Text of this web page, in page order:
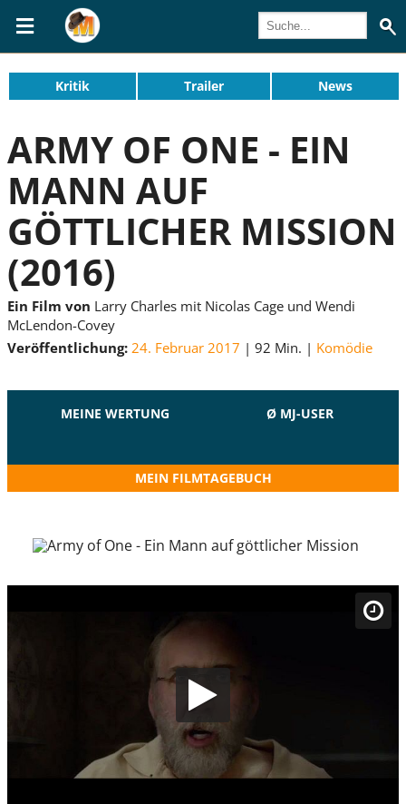
Kritik Trailer News
ARMY OF ONE - EIN
MANN AUF
GÖTTLICHER MISSION
(2016)
Ein Film von Larry Charles mit Nicolas Cage und Wendi
McLendon-Covey
Veröffentlichung: 24. Februar 2017 92 Min. Komödie
MEINE WERTUNG Ø MJ-USER
MEIN FILMTAGEBUCH